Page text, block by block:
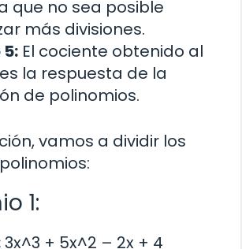
que no sea posible
más divisiones.
5: El cociente obtenido al
la respuesta de la
de polinomios.
vamos a dividir los
1:
3x^3 + 5x^2 – 2x + 4